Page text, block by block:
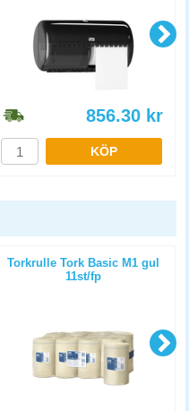
856.30 kr
KÖP
Torkrulle Tork Basic M1 gul
11st/fp